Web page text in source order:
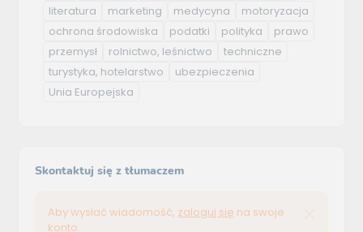
literatura
marketing medycyna
motoryzacja
ochrona środowiska
podatki polityka
prawo
przemysł
rolnictwo, leśnictwo
techniczne
turystyka, hotelarstwo
ubezpieczenia
Unia Europejska
Skontaktuj się z tłumaczem
Aby wysłać wiadomość, zaloguj się na swoje
konto.